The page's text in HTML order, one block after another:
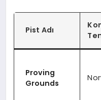
Pist Adı
Proving
Grounds